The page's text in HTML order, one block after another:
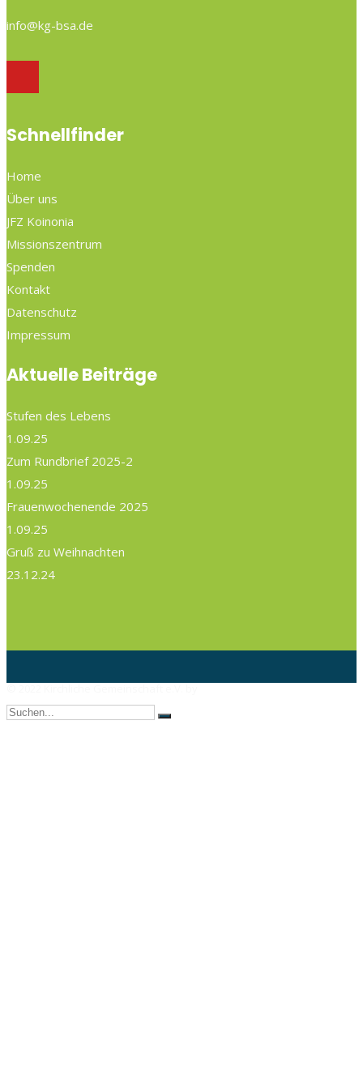
info@kg-bsa.de
Schnellfinder
Home
Über uns
JFZ Koinonia
Missionszentrum
Spenden
Kontakt
Datenschutz
Impressum
Aktuelle Beiträge
Stufen des Lebens
1.09.25
Zum Rundbrief 2025-2
1.09.25
Frauenwochenende 2025
1.09.25
Gruß zu Weihnachten
23.12.24